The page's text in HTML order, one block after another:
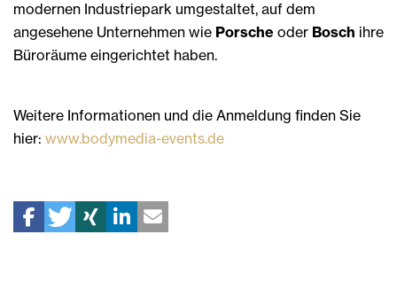
modernen Industriepark umgestaltet, auf dem
angesehene Unternehmen wie Porsche oder Bosch ihre
Büroräume eingerichtet haben.
Weitere Informationen und die Anmeldung finden Sie
hier: www.bodymedia-events.de